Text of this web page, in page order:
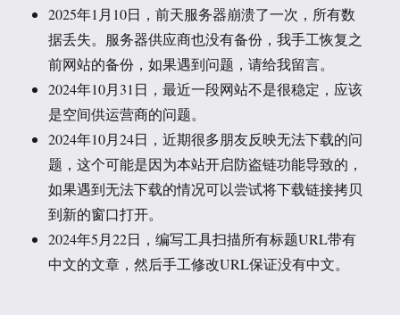
2025年1月10日，前天服务器崩溃了一次，所有数
据丢失。服务器供应商也没有备份，我手工恢复之
前网站的备份，如果遇到问题，请给我留言。
2024年10月31日，最近一段网站不是很稳定，应该
是空间供运营商的问题。
2024年10月24日，近期很多朋友反映无法下载的问
题，这个可能是因为本站开启防盗链功能导致的，
如果遇到无法下载的情况可以尝试将下载链接拷贝
到新的窗口打开。
2024年5月22日，编写工具扫描所有标题URL带有
中文的文章，然后手工修改URL保证没有中文。